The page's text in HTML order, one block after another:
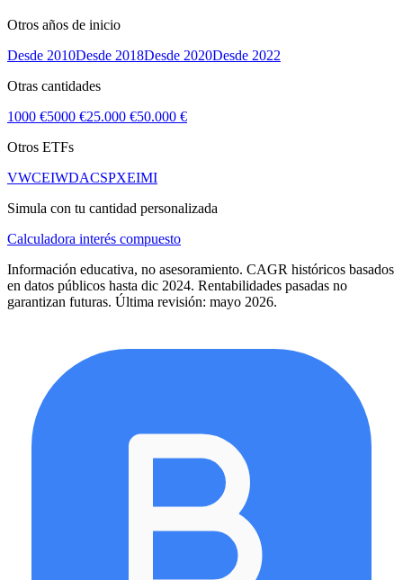
Otros años de inicio
Desde 2010Desde 2018Desde 2020Desde 2022
Otras cantidades
1000 €5000 €25.000 €50.000 €
Otros ETFs
VWCEIWDACSPXEIMI
Simula con tu cantidad personalizada
Calculadora interés compuesto
Información educativa, no asesoramiento. CAGR históricos basados
en datos públicos hasta dic 2024. Rentabilidades pasadas no
garantizan futuras. Última revisión: mayo 2026.